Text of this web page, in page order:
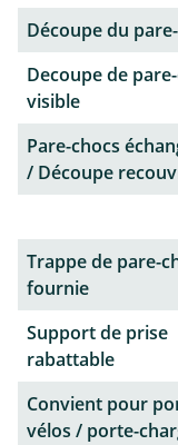
Découpe du
Decoupe de
visible
Pare-chocs
/ Découpe
Trappe de pare-
fournie
Support de prise
rabattable
Convient pour
vélos / porte-